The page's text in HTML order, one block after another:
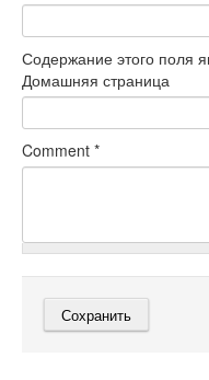
Содержание этого поля
Домашняя страница
Comment *